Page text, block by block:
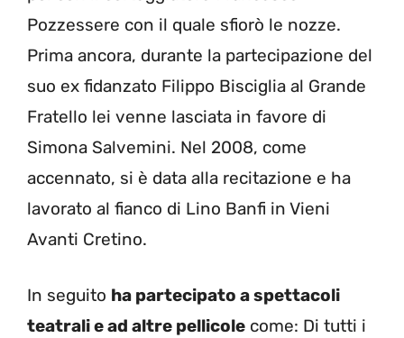
Pozzessere con il quale sfiorò le nozze.
Prima ancora, durante la partecipazione del
suo ex fidanzato Filippo Bisciglia al Grande
Fratello lei venne lasciata in favore di
Simona Salvemini. Nel 2008, come
accennato, si è data alla recitazione e ha
lavorato al fianco di Lino Banfi in Vieni
Avanti Cretino.
In seguito ha partecipato a spettacoli
teatrali e ad altre pellicole come: Di tutti i